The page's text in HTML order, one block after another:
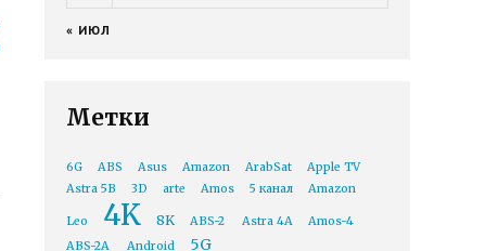
« ИЮЛ
Метки
6G ABS Asus Amazon ArabSat
Apple TV
Astra 5B
3D arte Amos 5 канал Amazon
Leo 4K 8K ABS-2 Astra 4A
Amos-4
ABS-2A
Android 5G